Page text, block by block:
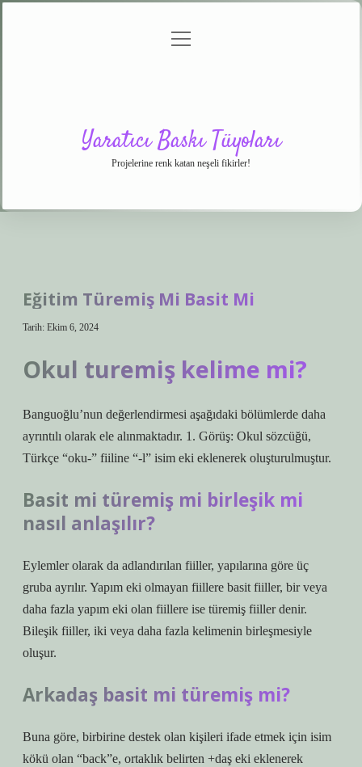
menüyü
Yaratıcı Baskı Tüyoları
Projelerine renk katan neşeli fikirler!
Eğitim Türemiş Mi Basit Mi
Tarih: Ekim 6, 2024
Okul turemiş kelime mi?
Banguoğlu’nun değerlendirmesi aşağıdaki bölümlerde daha
ayrıntılı olarak ele alınmaktadır. 1. Görüş: Okul sözcüğü,
Türkçe “oku-” fiiline “-l” isim eki eklenerek oluşturulmuştur.
Basit mi türemiş mi birleşik mi
nasıl anlaşılır?
Eylemler olarak da adlandırılan fiiller, yapılarına göre üç
gruba ayrılır. Yapım eki olmayan fiillere basit fiiller, bir veya
daha fazla yapım eki olan fiillere ise türemiş fiiller denir.
Bileşik fiiller, iki veya daha fazla kelimenin birleşmesiyle
oluşur.
Arkadaş basit mi türemiş mi?
Buna göre, birbirine destek olan kişileri ifade etmek için isim
kökü olan “back”e, ortaklık belirten +daş eki eklenerek